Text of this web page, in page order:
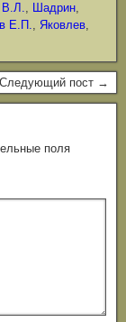
В.Л., Шадрин,
Е.П., Яковлев,
Следующий пост →
поля